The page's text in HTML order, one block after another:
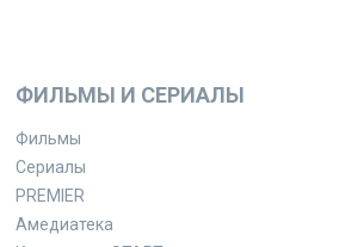
ФИЛЬМЫ И СЕРИАЛЫ
Фильмы
Сериалы
PREMIER
Амедиатека